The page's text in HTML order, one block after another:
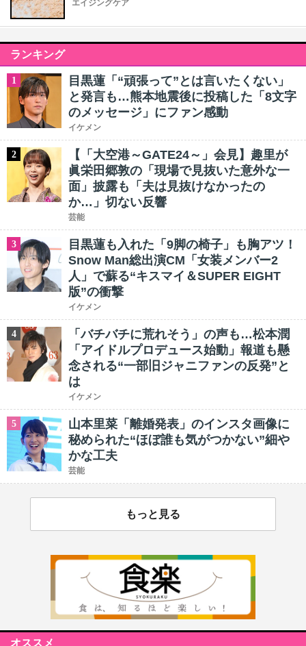
エイジングケア
ランキング
1
目黒蓮「“頑張って”とは言いたくない」
と発言も…熊本地震後に投稿した「8文字
のメッセージ」にファン感動
イケメン
2
【「大空港～GATE24～」会見】趣里が
眞栄田郷敦の「現場で見抜いた意外な一
面」披露も「夫は見抜けなかったの
か…」切ない反響
芸能
3
目黒蓮も入れた「9脚の椅子」も胸アツ！
Snow Man総出演CM「女装メンバー2
人」で蘇る“キスマイ＆SUPER EIGHT
版”の衝撃
イケメン
4
「バチバチに荒れそう」の声も…松本潤
「アイドルプロデュース始動」報道も懸
念される“一部旧ジャニファンの反発”と
は
イケメン
5
山本里菜「離婚発表」のインスタ画像に
秘められた“ほぼ誰も気がつかない”細や
かな工夫
芸能
もっと見る
オススメ